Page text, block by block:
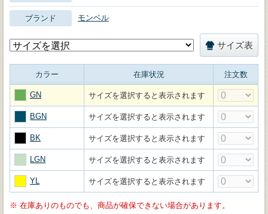
ブランド モンベル
サイズ表
カラー 在庫状況 注文数
GN サイズを選択すると表示されます
BGN サイズを選択すると表示されます
BK サイズを選択すると表示されます
LGN サイズを選択すると表示されます
YL サイズを選択すると表示されます
※ 在庫ありのものでも、商品が確保できない場合があります。